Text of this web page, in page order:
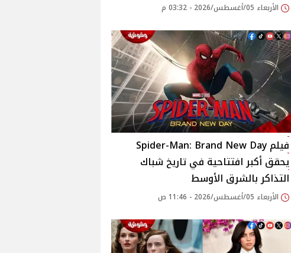
الأربعاء 05/أغسطس/2026 - 03:32 م
فيلم Spider-Man: Brand New Day
يحقق أكبر افتتاحية في تاريخ شباك
التذاكر بالشرق الأوسط
الأربعاء 05/أغسطس/2026 - 11:46 ص